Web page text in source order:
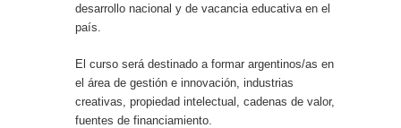
desarrollo nacional y de vacancia educativa en el
país.
El curso será destinado a formar argentinos/as en
el área de gestión e innovación, industrias
creativas, propiedad intelectual, cadenas de valor,
fuentes de financiamiento.